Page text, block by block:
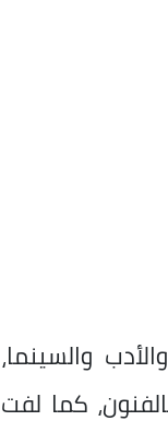
والسينما،
كما لفت